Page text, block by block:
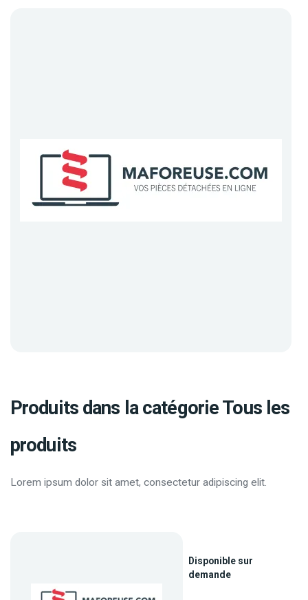
Produits dans la catégorie Tous les
produits
Lorem ipsum dolor sit amet, consectetur adipiscing elit.
Disponible sur
demande